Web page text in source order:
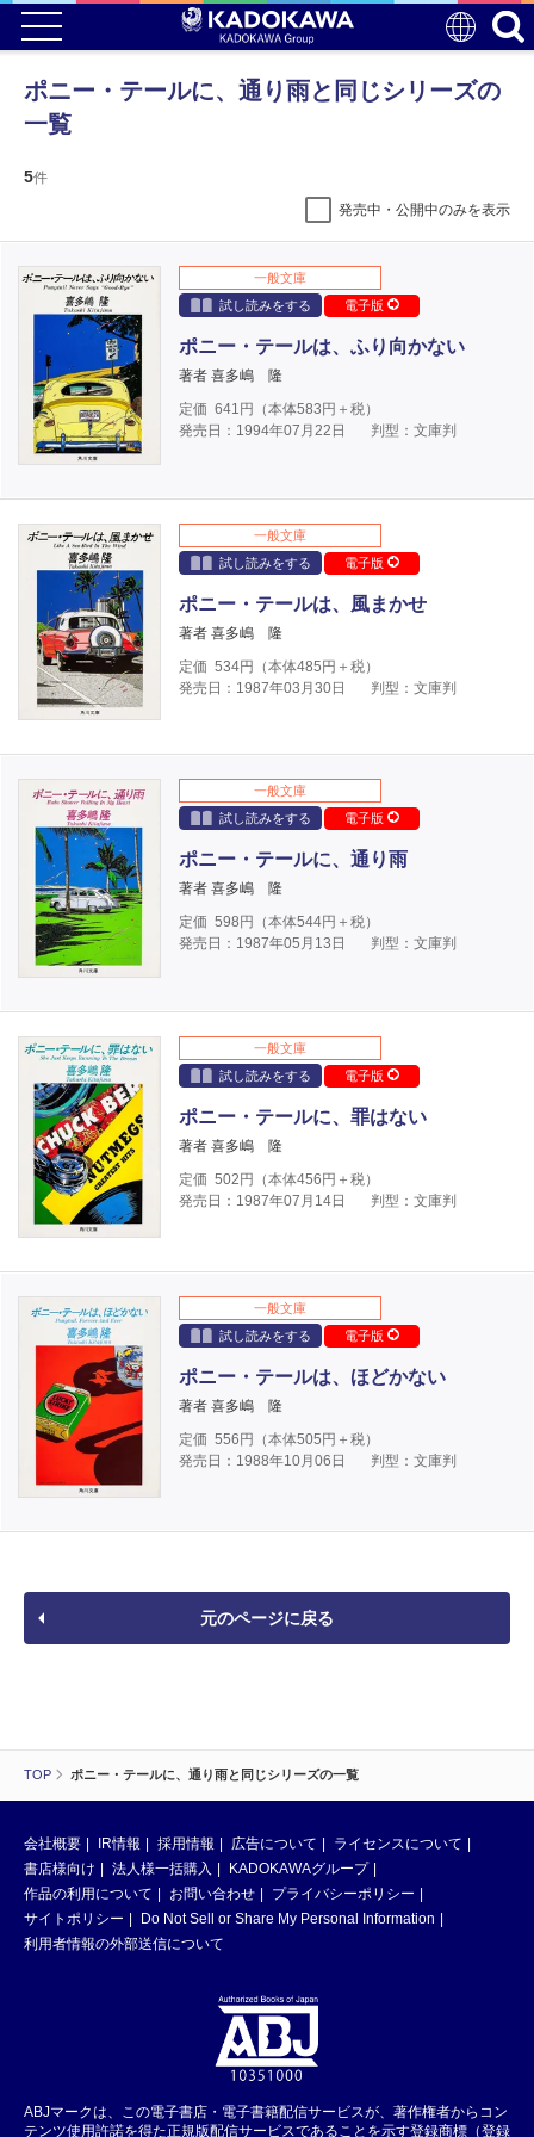
TOP ポニー・テールに、通り雨と同じシリーズの一覧
ポニー・テールに、通り雨と同じシリーズの
一覧
5件
発売中・公開中のみを表示
一般文庫
試し読みをする
電子版
ポニー・テールは、ふり向かない
著者 喜多嶋 隆
定価 641 円（本体583 円＋税）
発売日：1994年07月22日
判型：文庫判
一般文庫
試し読みをする
電子版
ポニー・テールは、風まかせ
著者 喜多嶋 隆
定価 534円（本体485 円＋税）
発売日：1987年03月30日
判型：文庫判
一般文庫
試し読みをする
電子版
ポニー・テールに、通り雨
著者 喜多嶋 隆
定価 598 円（本体544円＋税）
発売日：1987年05月13日
判型：文庫判
一般文庫
試し読みをする
電子版
ポニー・テールに、罪はない
著者 喜多嶋 隆
定価 502 円（本体456 円＋税）
発売日：1987年07月14日
判型：文庫判
一般文庫
試し読みをする
電子版
ポニー・テールは、ほどかない
著者 喜多嶋 隆
定価 556 円（本体505 円＋税）
発売日：1988年10月06日
判型：文庫判
元のページに戻る
会社概要 IR情報 採用情報 広告について
ライセンスについて
書店様向け
法人様一括購入
KADOKAWAグループ
作品の利用について
お問い合わせ
プライバシーポリシー
サイトポリシー
Do Not Sell or Share My Personal Information
利用者情報の外部送信について
ABJマークは、この電子書店・電子書籍配信サービスが、著作権者からコン
テンツ使用許諾を得た正規版配信サービスであることを示す登録商標（登録